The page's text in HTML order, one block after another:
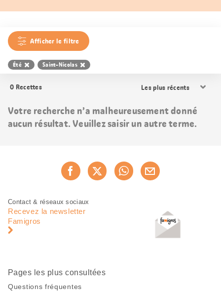
Afficher le filtre
Été Saint-Nicolas
0 Recettes
les
Votre recherche n’a malheureusement donné
aucun résultat. Veuillez saisir un autre terme.
Recommander maintenant
Pied
page
Navigation
pied
Contact & réseaux sociaux
Recevez la newsletter
Famigros
Pages les plus consultées
Questions fréquentes